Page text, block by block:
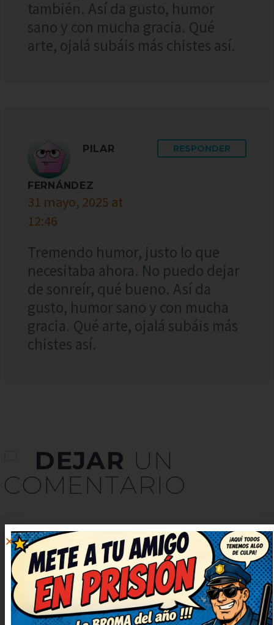
también. Así da gusto, humor
sano y con mucha gracia. Qué
arte, ojalá subáis más chistes así.
PILAR
FERNÁNDEZ
31 mayo, 2025 at
12:46
RESPONDER
Tremendo humor, justo lo que
necesitaba ahora. No puedo dejar
de sonreír, qué bueno. Así da
gusto, humor sano y con mucha
gracia. Qué arte, ojalá subáis más
chistes así.
DEJAR UN
COMENTARIO